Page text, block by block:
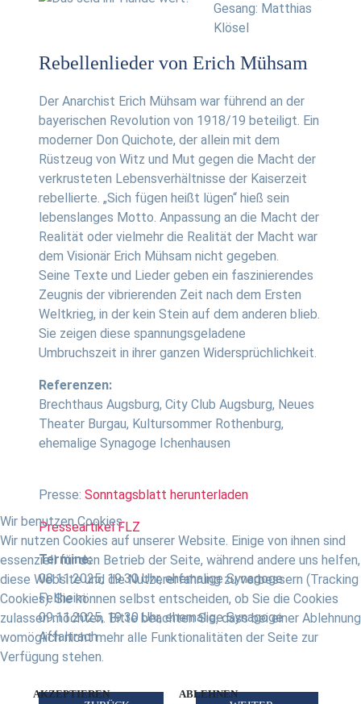
Gesang: Matthias
Klösel
Rebellenlieder von Erich Mühsam
Der Anarchist Erich Mühsam war führend an der
bayerischen Revolution von 1918/19 beteiligt. Ein
moderner Don Quichote, der allein mit dem
Rüstzeug von Witz und Mut gegen die Macht der
verkrusteten Lebensverhältnisse der Kaiserzeit
rebellierte. „Sich fügen heißt lügen“ hieß sein
lebenslanges Motto. Anpassung an die Macht der
Realität oder vielmehr die Realität der Macht war
dem Visionär Erich Mühsam nicht gegeben.
Seine Texte und Lieder geben ein faszinierendes
Zeugnis der vibrierenden Zeit nach dem Ersten
Weltkrieg, in der kein Stein auf dem anderen blieb.
Sie zeigen diese spannungsgeladene
Umbruchszeit in ihrer ganzen Widersprüchlichkeit.
Referenzen:
Brechthaus Augsburg, City Club Augsburg, Neues
Theater Burgau, Kultursommer Rothenburg,
ehemalige Synagoge Ichenhausen
Presse: Sonntagsblatt herunterladen
Presseartikel FLZ
Termine:
08.11.2025, 19.30 Uhr, ehemalige Synagoge
Fellheim
09.11.2025, 19.30 Uhr, ehemalige Synagoge
Affaltrach
Wir benutzen Cookies
Wir nutzen Cookies auf unserer Website. Einige von ihnen sind
essenziell für den Betrieb der Seite, während andere uns helfen,
diese Website und die Nutzererfahrung zu verbessern (Tracking
Cookies). Sie können selbst entscheiden, ob Sie die Cookies
zulassen möchten. Bitte beachten Sie, dass bei einer Ablehnung
womöglich nicht mehr alle Funktionalitäten der Seite zur
Verfügung stehen.
AKZEPTIEREN ABLEHNEN